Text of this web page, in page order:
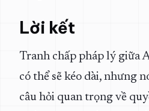
Lời kết
Tranh chấp pháp lý giữa
có thể sẽ kéo dài, nhưng
câu hỏi quan trọng về